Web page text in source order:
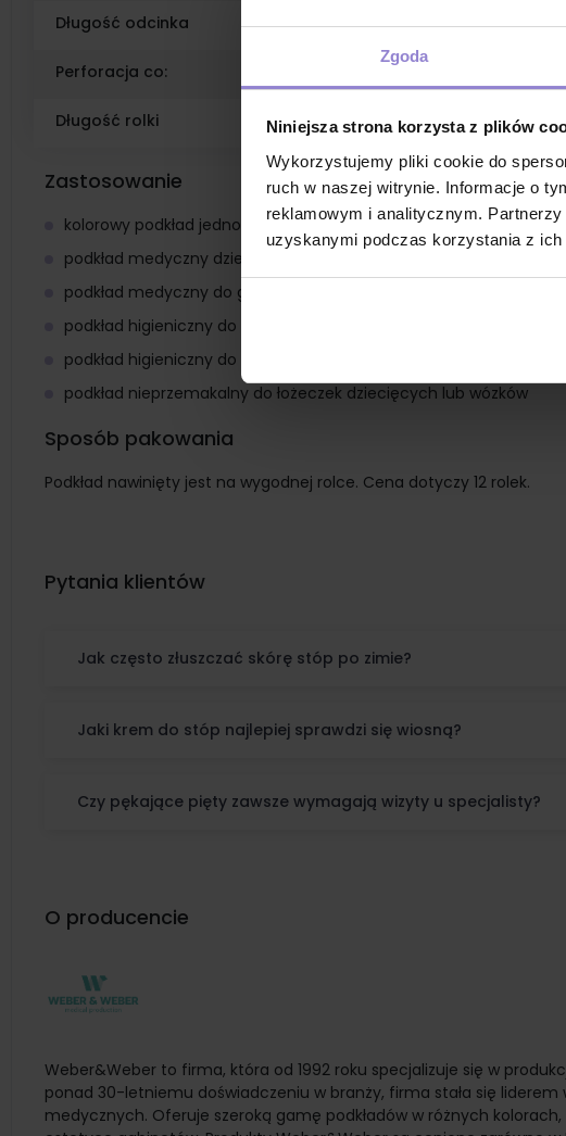
Zgoda
Niniejsza strona korzysta z plików
Wykorzystujemy pliki cookie do
ruch w naszej witrynie. Informacje o
reklamowym i analitycznym.
uzyskanymi podczas korzystania z ich
Długość odcinka 50cm
Perforacja co:
Długość rolki 25m
Zastosowanie
kolorowy podkład jednorazowy dla dzieci
podkład medyczny dziecięcy
podkład medyczny do gabinetu pediatrycznego
podkład higieniczny do pielęgnacji dziecka
podkład higieniczny do opieki nad niemowlakiem
podkład nieprzemakalny do łożeczek dziecięcych lub wózków
Sposób pakowania
Podkład nawinięty jest na wygodnej rolce. Cena dotyczy 12 rolek.
Pytania klientów
Jak często złuszczać skórę stóp po zimie?
Jaki krem do stóp najlepiej sprawdzi się wiosną?
Czy pękające pięty zawsze wymagają wizyty u specjalisty?
O producencie
Weber&Weber to firma, która od 1992 roku specjalizuje się w
ponad 30-letniemu doświadczeniu w branży, firma stała się
medycznych. Oferuje szeroką gamę podkładów w różnych